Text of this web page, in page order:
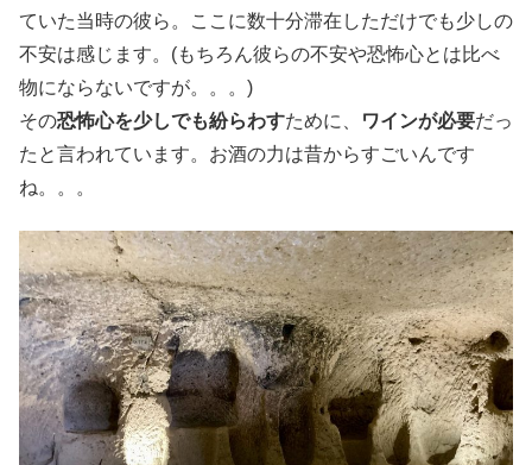
ていた当時の彼ら。ここに数十分滞在しただけでも少しの
不安は感じます。(もちろん彼らの不安や恐怖心とは比べ
物にならないですが。。。)
その恐怖心を少しでも紛らわすために、 ワインが必要だっ
たと言われています。お酒の力は昔からすごいんです
ね。。。